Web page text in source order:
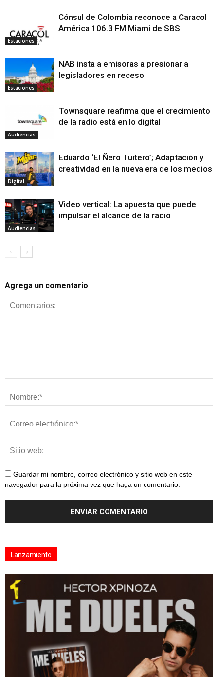
Estaciones
Cónsul de Colombia reconoce a Caracol
América 106.3 FM Miami de SBS
Estaciones
NAB insta a emisoras a presionar a
legisladores en receso
Audiencias
Townsquare reafirma que el crecimiento
de la radio está en lo digital
Digital
Eduardo ‘El Ñero Tuitero’; Adaptación y
creatividad en la nueva era de los medios
Audiencias
Video vertical: La apuesta que puede
impulsar el alcance de la radio
Agrega un comentario
Guardar mi nombre, correo electrónico y sitio web en este
navegador para la próxima vez que haga un comentario.
Lanzamiento